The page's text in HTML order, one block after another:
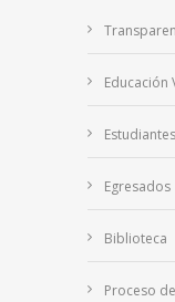
Educación
Estudiantes
Egresados
Biblioteca
Proceso